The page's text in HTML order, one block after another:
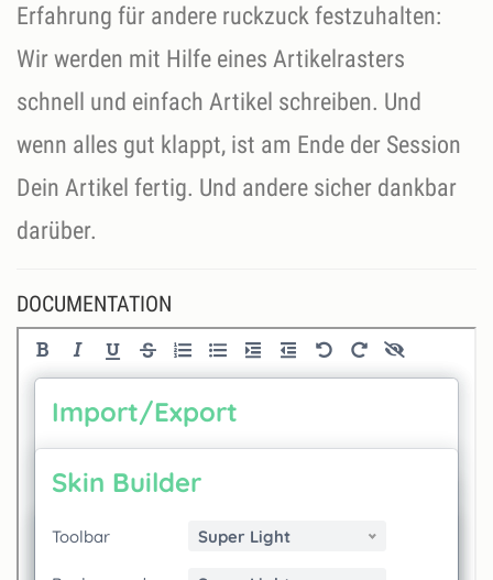
Erfahrung für andere ruckzuck festzuhalten:
Wir werden mit Hilfe eines Artikelrasters
schnell und einfach Artikel schreiben. Und
wenn alles gut klappt, ist am Ende der Session
Dein Artikel fertig. Und andere sicher dankbar
darüber.
DOCUMENTATION